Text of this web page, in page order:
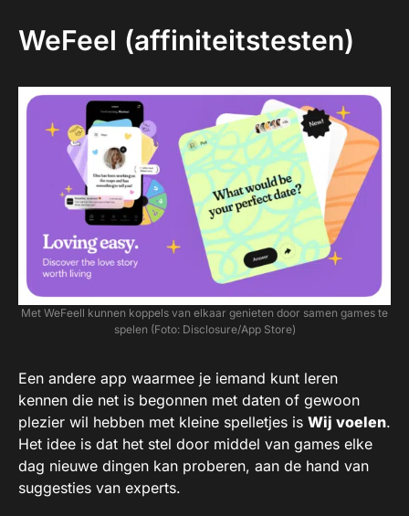
WeFeel (affiniteitstesten)
Met WeFeell kunnen koppels van elkaar genieten door samen games te
spelen (Foto: Disclosure/App Store)
Een andere app waarmee je iemand kunt leren
kennen die net is begonnen met daten of gewoon
plezier wil hebben met kleine spelletjes is Wij voelen.
Het idee is dat het stel door middel van games elke
dag nieuwe dingen kan proberen, aan de hand van
suggesties van experts.